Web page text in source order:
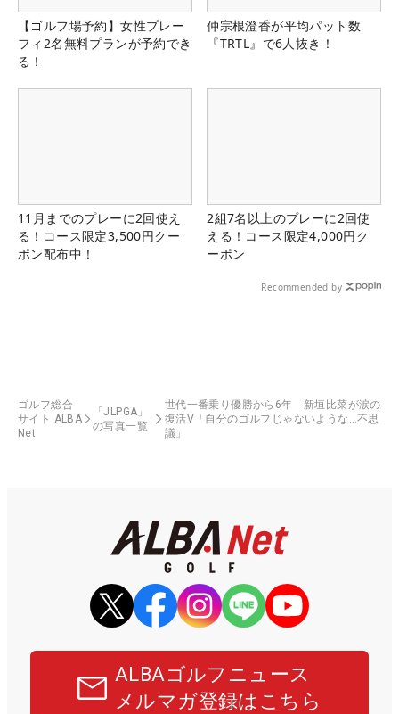
【ゴルフ場予約】女性プレー
フィ2名無料プランが予約でき
る！
仲宗根澄香が平均パット数
『TRTL』で6人抜き！
11月までのプレーに2回使え
る！コース限定3,500円クー
ポン配布中！
2組7名以上のプレーに2回使
える！コース限定4,000円ク
ーポン
Recommended by
ゴルフ総合
サイト ALBA
Net
「JLPGA」
の写真一覧
世代一番乗り優勝から6年 新垣比菜が涙の
復活V「自分のゴルフじゃないような…不思
議」
ALBAゴルフニュース
メルマガ登録はこちら